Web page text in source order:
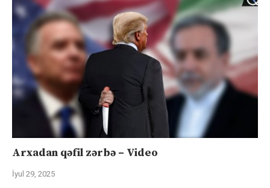
Arxadan qəfil zərbə – Video
İyul 29, 2025